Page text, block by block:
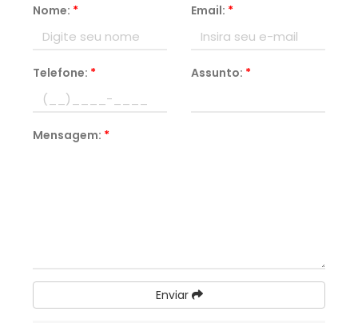
Nome: * Email: *
Telefone: * Assunto: *
Mensagem: *
Enviar